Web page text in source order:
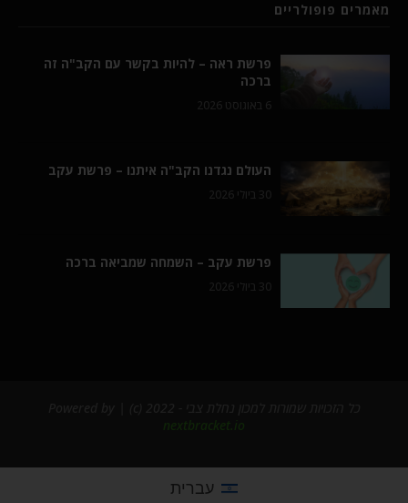
מאמרים פופולריים
פרשת ראה – להיות בקשר עם הקב"ה זה
ברכה
6 באוגוסט 2026
העולם נגדנו הקב"ה איתנו – פרשת עקב
30 ביולי 2026
פרשת עקב – השמחה שמביאה ברכה
30 ביולי 2026
nextbracket.io
עברית